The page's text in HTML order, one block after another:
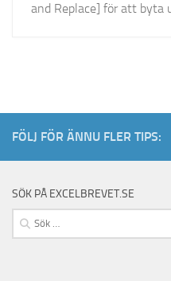
and Replace] för att byta
FÖLJ FÖR ÄNNU FLER TIPS:
SÖK PÅ EXCELBREVET.SE
Sök
efter: